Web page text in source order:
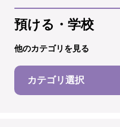
預ける・学校
他のカテゴリを見る
カテゴリ選択